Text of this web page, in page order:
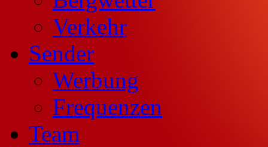
Verkehr
Sender
Werbung
Frequenzen
Team